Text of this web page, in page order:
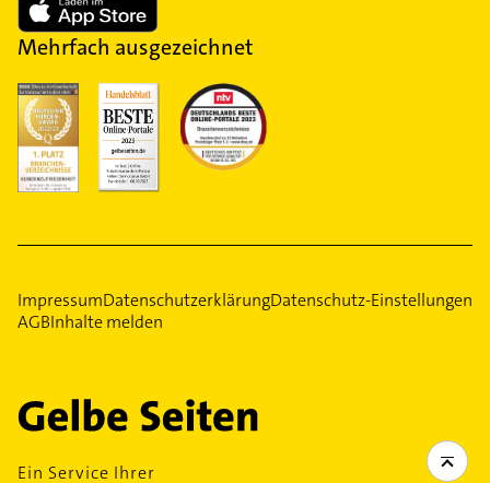
Mehrfach ausgezeichnet
ImpressumDatenschutzerklärungDatenschutz-Einstellungen
AGBInhalte melden
Ein Service Ihrer